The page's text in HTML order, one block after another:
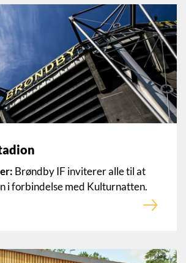
Brøndby IF inviterer alle til at
i forbindelse med Kulturnatten.